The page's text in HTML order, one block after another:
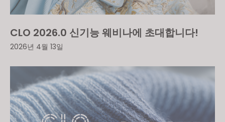
CLO 2026.0 신기능 웨비나에 초대합니다!
2026년 4월 13일